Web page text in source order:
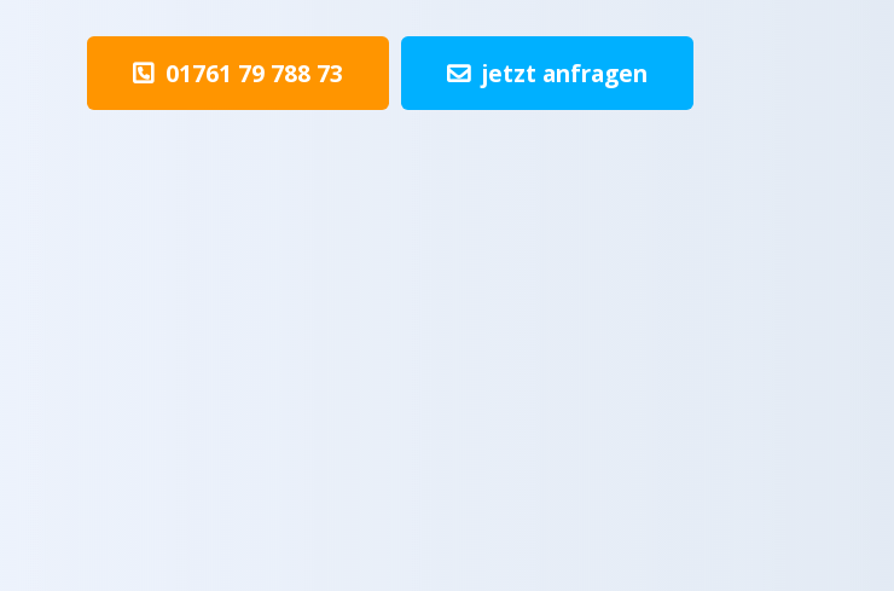
01761 79 788 73 jetzt anfragen